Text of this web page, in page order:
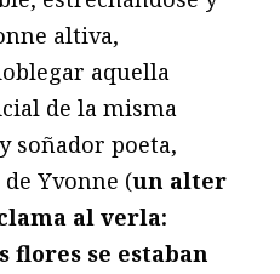
altiva,
aquella
de la misma
soñador poeta,
Yvonne (un alter
al verla:
flores se estaban